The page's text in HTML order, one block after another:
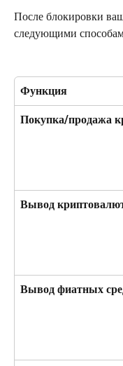
После блокировки
следующими
Функция
Покупка/продажа
Вывод
Вывод фиатных